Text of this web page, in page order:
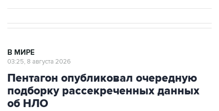
В МИРЕ
03:25, 8 августа 2026
Пентагон опубликовал очередную
подборку рассекреченных данных
об НЛО